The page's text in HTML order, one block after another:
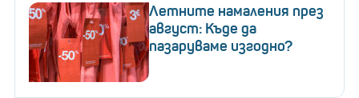
Летните намаления през
август: Къде да
пазаруваме изгодно?